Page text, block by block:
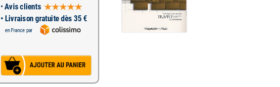
•Avis clients
• Livraison gratuite dès 35 €
en France par